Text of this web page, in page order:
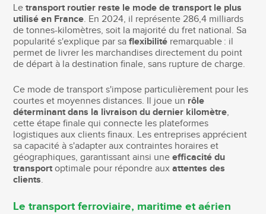
Letransport routier reste le mode de transport le plus
utilisé en France. En 2024, il représente 286,4 milliards
de tonnes-kilomètres, soit la majorité du fret national. Sa
popularité s'explique par saflexibilité remarquable : il
permet de livrer les marchandises directement du point
de départ à la destination finale, sans rupture de charge.
Ce mode de transport s'impose particulièrement pour les
courtes et moyennes distances. Il joue un rôle
déterminant dans la livraison du dernier kilomètre,
cette étape finale qui connecte les plateformes
logistiques aux clients finaux. Les entreprises apprécient
sa capacité à s'adapter aux contraintes horaires et
géographiques, garantissant ainsi uneefficacité du
transport optimale pour répondre auxattentes des
clients.
Le transport ferroviaire, maritime et aérien